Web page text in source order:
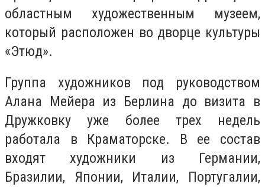
областным художественным музеем,
который расположен во дворце культуры
«Этюд».
Группа художников под руководством
Алана Мейера из Берлина до визита в
Дружковку уже более трех недель
работала в Краматорске. В ее состав
входят художники из Германии,
Бразилии, Японии, Италии, Португалии,